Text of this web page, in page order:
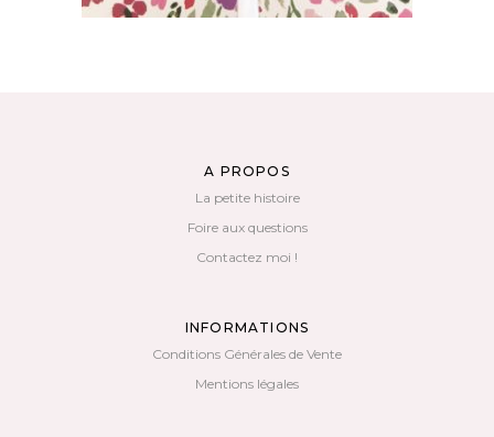
A PROPOS
La petite histoire
Foire aux questions
Contactez moi !
INFORMATIONS
Conditions Générales de Vente
Mentions légales